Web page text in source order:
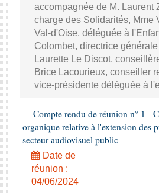
Comptes rendus des débats
accompagnée de M. Laurent
charge des Solidarités, Mme
Val-d'Oise, déléguée à
Colombet, directrice
Laurette Le Discot,
Brice Lacourieux, conseiller
vice-présidente déléguée à
Compte rendu de réunion n° 1 -
organique relative à l'extension des
secteur audiovisuel public
Date de
réunion :
04/06/2024